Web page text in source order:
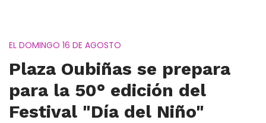
EL DOMINGO 16 DE AGOSTO
Plaza Oubiñas se prepara
para la 50° edición del
Festival "Día del Niño"